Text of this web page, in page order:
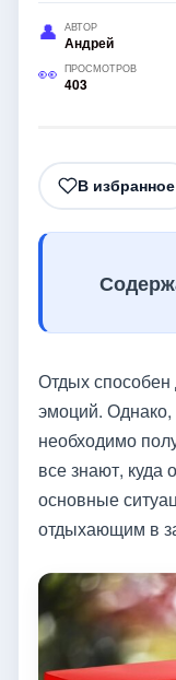
АВТОР
Андрей
ПРОСМОТРОВ
403
В избранное
Отдых способен
эмоций. Однако,
необходимо
все знают, куда
основные
отдыхающим в